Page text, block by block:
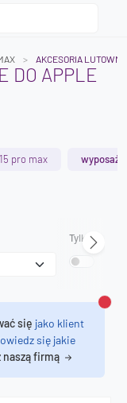
AKCESORIA
DO APPLE
pro max
Tylko
się jako klient
się jakie
naszą firmą